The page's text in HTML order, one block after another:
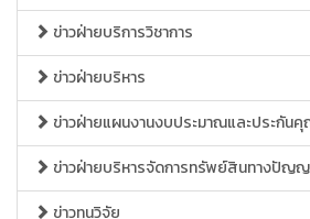
ข่าวฝ่ายบริการวิชาการ
ข่าวฝ่ายบริหาร
ข่าวฝ่ายแผนงานงบประมาณและประกัน
ข่าวฝ่ายบริหารจัดการทรัพย์สินทางปัญญ
ข่าวทุนวิจัย